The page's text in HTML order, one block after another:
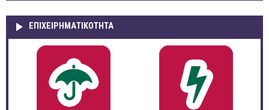
ΕΠΙΧΕΙΡΗΜΑΤΙΚΟΤΗΤΑ